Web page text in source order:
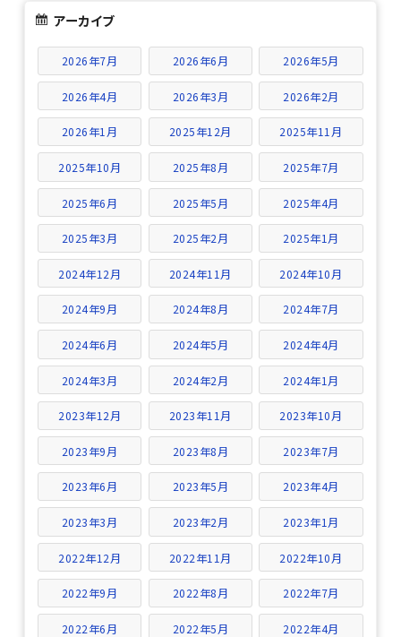
アーカイブ
2026年7月 2026年6月 2026年5月
2026年4月 2026年3月 2026年2月
2026年1月 2025年12月 2025年11月
2025年10月 2025年8月 2025年7月
2025年6月 2025年5月 2025年4月
2025年3月 2025年2月 2025年1月
2024年12月 2024年11月 2024年10月
2024年9月 2024年8月 2024年7月
2024年6月 2024年5月 2024年4月
2024年3月 2024年2月 2024年1月
2023年12月 2023年11月 2023年10月
2023年9月 2023年8月 2023年7月
2023年6月 2023年5月 2023年4月
2023年3月 2023年2月 2023年1月
2022年12月 2022年11月 2022年10月
2022年9月 2022年8月 2022年7月
2022年6月 2022年5月 2022年4月